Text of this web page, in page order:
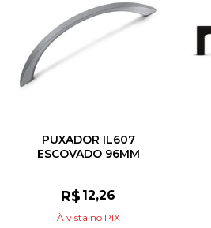
PUXADOR IL607
ESCOVADO 96MM
R$ 12,26
À vista no PIX